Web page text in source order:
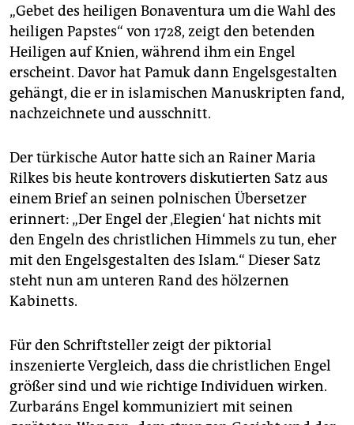
„Gebet des heiligen Bonaventura um die Wahl des
heiligen Papstes“ von 1728, zeigt den betenden
Heiligen auf Knien, während ihm ein Engel
erscheint. Davor hat Pamuk dann Engelsgestalten
gehängt, die er in islamischen Manuskripten fand,
nachzeichnete und ausschnitt.
Der türkische Autor hatte sich an Rainer Maria
Rilkes bis heute kontrovers diskutierten Satz aus
einem Brief an seinen polnischen Übersetzer
erinnert: „Der Engel der ‚Elegien‘ hat nichts mit
den Engeln des christlichen Himmels zu tun, eher
mit den Engelsgestalten des Islam.“ Dieser Satz
steht nun am unteren Rand des hölzernen
Kabinetts.
Für den Schriftsteller zeigt der piktorial
inszenierte Vergleich, dass die christlichen Engel
größer sind und wie richtige Individuen wirken.
Zurbaráns Engel kommuniziert mit seinen